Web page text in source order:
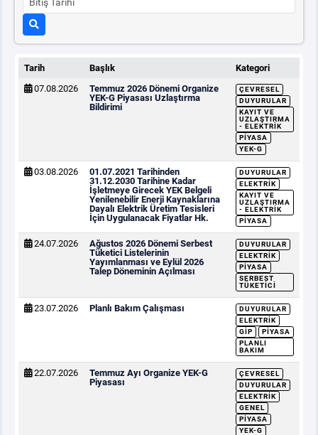
Tarih Başlık
Kategori
07.08.2026
Temmuz 2026 Dönemi Organize
YEK-G Piyasası Uzlaştırma
Bildirimi
ÇEVRESEL
DUYURULAR
KAYIT VE
UZLAŞTIRMA
- ELEKTRIK
PIYASA
YEK-G
03.08.2026
01.07.2021 Tarihinden
31.12.2030 Tarihine Kadar
İşletmeye Girecek YEK Belgeli
Yenilenebilir Enerji Kaynaklarına
Dayalı Elektrik Üretim Tesisleri
İçin Uygulanacak Fiyatlar Hk.
DUYURULAR
ELEKTRIK
KAYIT VE
UZLAŞTIRMA
- ELEKTRIK
PIYASA
24.07.2026
Ağustos 2026 Dönemi Serbest
Tüketici Listelerinin
Yayımlanması ve Eylül 2026
Talep Döneminin Açılması
DUYURULAR
ELEKTRIK
PIYASA
SERBEST
TÜKETICI
23.07.2026 Planlı Bakım Çalışması
DUYURULAR
ELEKTRIK
GİP
PIYASA
PLANLI
BAKIM
22.07.2026
Temmuz Ayı Organize YEK-G
Piyasası
ÇEVRESEL
DUYURULAR
ELEKTRIK
GENEL
PIYASA
YEK-G